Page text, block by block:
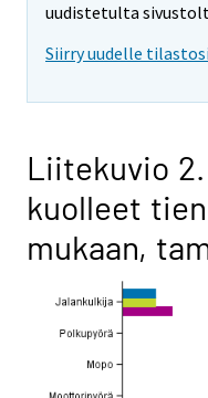
uudistetulta
Siirry uudelle
Liitekuvio
kuolleet
mukaan,